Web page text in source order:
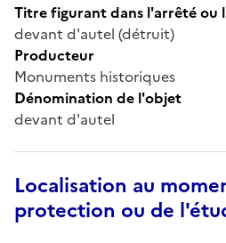
Titre figurant dans l'arrêté ou
devant d'autel (détruit)
Producteur
Monuments historiques
Dénomination de l'objet
devant d'autel
Localisation au
protection ou de